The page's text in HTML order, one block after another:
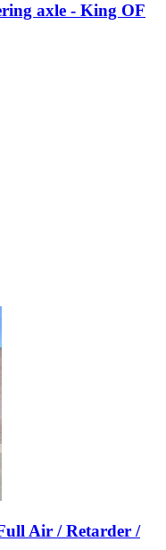
axle - King OF
Air / Retarder /